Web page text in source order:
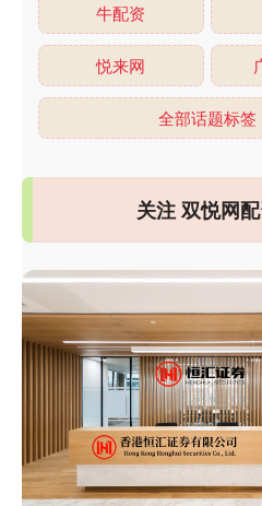
牛配资
悦来网
全部话题标签
关注 双悦网